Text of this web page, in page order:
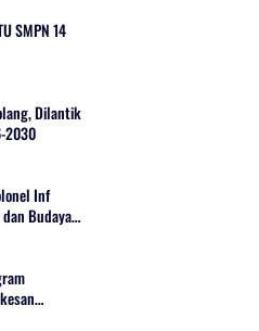
SMPN 14
Dilantik
2030
Inf
Budaya